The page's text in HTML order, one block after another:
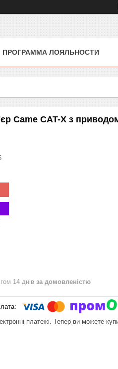
ПРОГРАММА ЛОЯЛЬНОСТИ
Came CAT-X з
14 днів за домовленістю
платежі. Тепер ви можете